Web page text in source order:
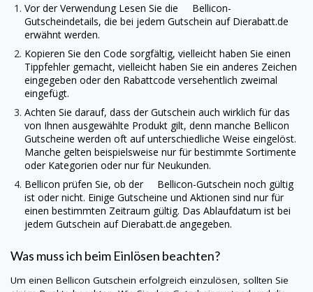
Vor der Verwendung Lesen Sie die Bellicon-
Gutscheindetails, die bei jedem Gutschein aufDierabatt.de
erwähnt werden.
Kopieren Sie den Code sorgfältig, vielleicht haben Sie einen
Tippfehler gemacht, vielleicht haben Sie ein anderes Zeichen
eingegeben oder den Rabattcode versehentlich zweimal
eingefügt.
Achten Sie darauf, dass der Gutschein auch wirklich für das
von Ihnen ausgewählte Produkt gilt, denn manche Bellicon
Gutscheine werden oft auf unterschiedliche Weise eingelöst.
Manche gelten beispielsweise nur für bestimmte Sortimente
oder Kategorien oder nur für Neukunden.
Bellicon prüfen Sie, ob der Bellicon-Gutschein noch gültig
ist oder nicht. Einige Gutscheine und Aktionen sind nur für
einen bestimmten Zeitraum gültig. Das Ablaufdatum ist bei
jedem Gutschein aufDierabatt.de angegeben.
Was muss ich beim Einlösen beachten?
Um einen Bellicon Gutschein erfolgreich einzulösen, sollten Sie